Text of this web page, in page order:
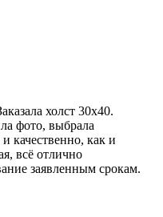
холст 30х40.
фото, выбрала
качественно, как и
всё отлично
заявленным срокам.